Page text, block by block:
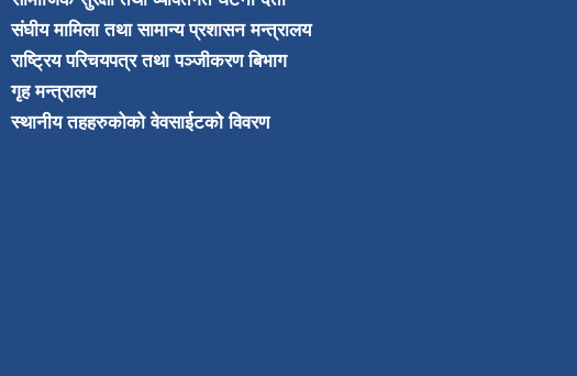
संघीय मामिला तथा सामान्य प्रशासन मन्त्रालय
राष्ट्रिय परिचयपत्र तथा पञ्जीकरण बिभाग
गृह मन्त्रालय
स्थानीय तहहरुकोको वेवसाईटको विवरण